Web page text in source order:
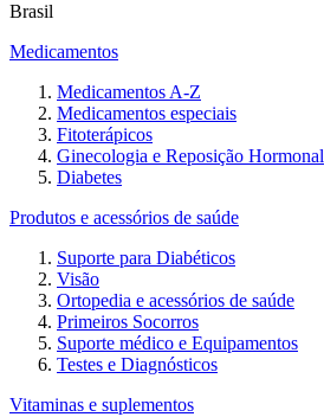
Brasil
Medicamentos
Medicamentos A-Z
Medicamentos especiais
Fitoterápicos
Ginecologia e Reposição Hormonal
Diabetes
Produtos e acessórios de saúde
Suporte para Diabéticos
Visão
Ortopedia e acessórios de saúde
Primeiros Socorros
Suporte médico e Equipamentos
Testes e Diagnósticos
Vitaminas e suplementos